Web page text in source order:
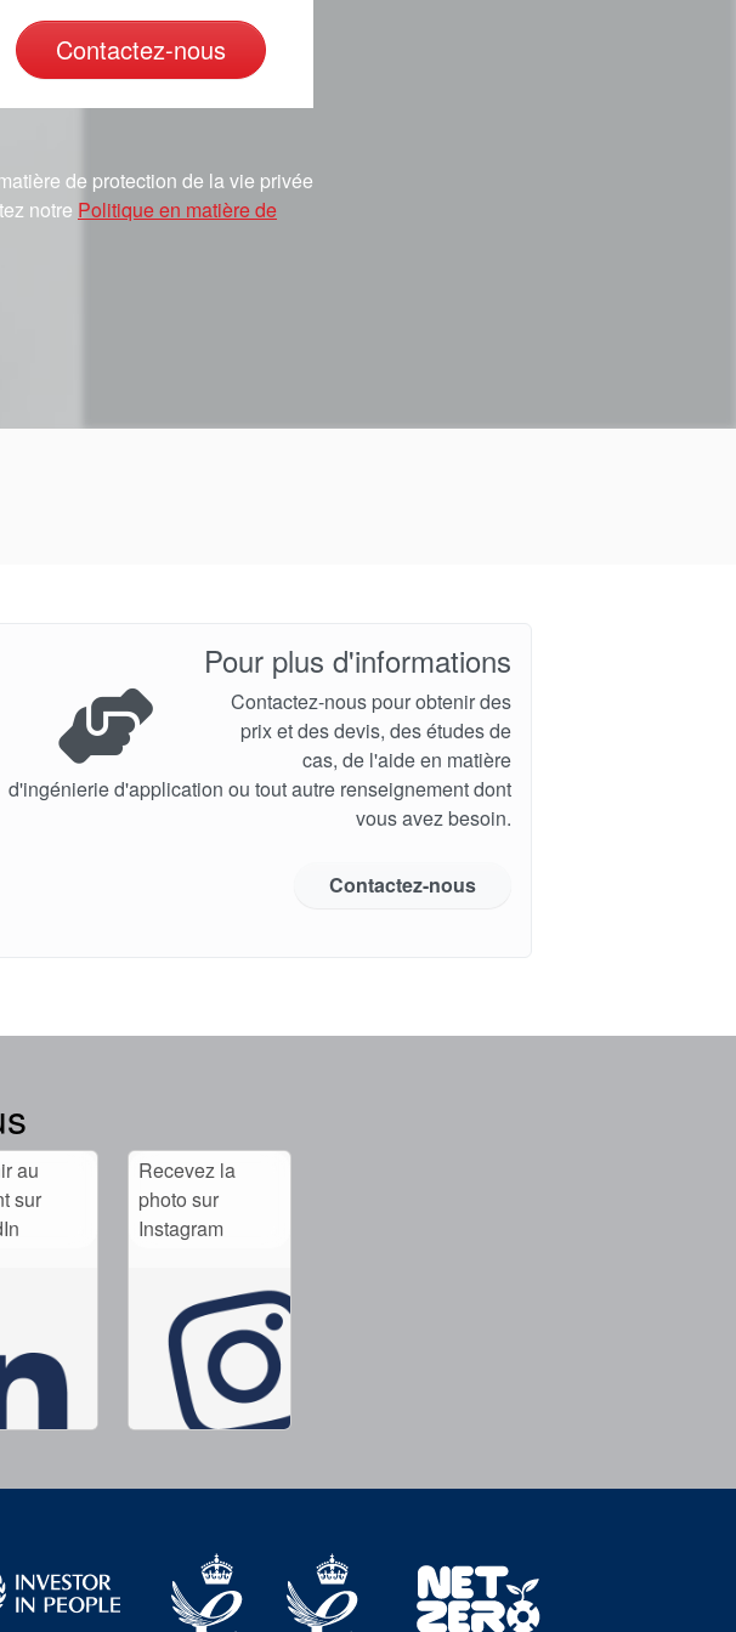
Contactez-nous
de protection de la vie privée
notre Politique en matière de
Pour plus d'informations
Contactez-nous pour obtenir des
prix et des devis, des études de
cas, de l'aide en matière
d'ingénierie d'application ou tout autre renseignement dont
vous avez besoin.
Contactez-nous
au
sur
Recevez la
photo sur
Instagram